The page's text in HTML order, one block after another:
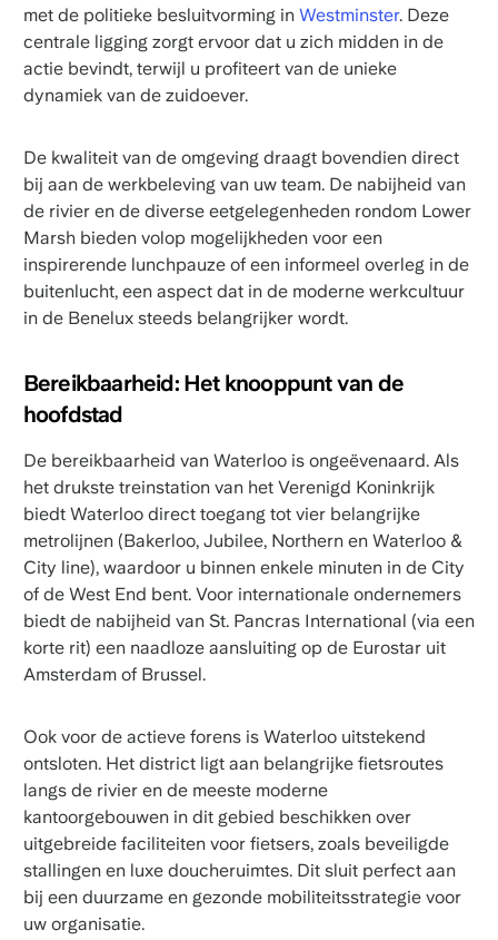
met de politieke besluitvorming in Westminster. Deze
centrale ligging zorgt ervoor dat u zich midden in de
actie bevindt, terwijl u profiteert van de unieke
dynamiek van de zuidoever.
De kwaliteit van de omgeving draagt bovendien direct
bij aan de werkbeleving van uw team. De nabijheid van
de rivier en de diverse eetgelegenheden rondom Lower
Marsh bieden volop mogelijkheden voor een
inspirerende lunchpauze of een informeel overleg in de
buitenlucht, een aspect dat in de moderne werkcultuur
in de Benelux steeds belangrijker wordt.
Bereikbaarheid: Het knooppunt van de
hoofdstad
De bereikbaarheid van Waterloo is ongeëvenaard. Als
het drukste treinstation van het Verenigd Koninkrijk
biedt Waterloo direct toegang tot vier belangrijke
metrolijnen (Bakerloo, Jubilee, Northern en Waterloo &
City line), waardoor u binnen enkele minuten in de City
of de West End bent. Voor internationale ondernemers
biedt de nabijheid van St. Pancras International (via een
korte rit) een naadloze aansluiting op de Eurostar uit
Amsterdam of Brussel.
Ook voor de actieve forens is Waterloo uitstekend
ontsloten. Het district ligt aan belangrijke fietsroutes
langs de rivier en de meeste moderne
kantoorgebouwen in dit gebied beschikken over
uitgebreide faciliteiten voor fietsers, zoals beveiligde
stallingen en luxe doucheruimtes. Dit sluit perfect aan
bij een duurzame en gezonde mobiliteitsstrategie voor
uw organisatie.